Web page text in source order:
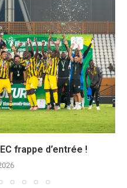
frappe d’entrée !